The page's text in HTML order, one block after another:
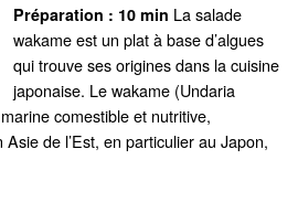
Préparation : 10 min La salade
wakame est un plat à base d’algues
qui trouve ses origines dans la cuisine
japonaise. Le wakame (Undaria
comestible et nutritive,
de l’Est, en particulier au Japon,